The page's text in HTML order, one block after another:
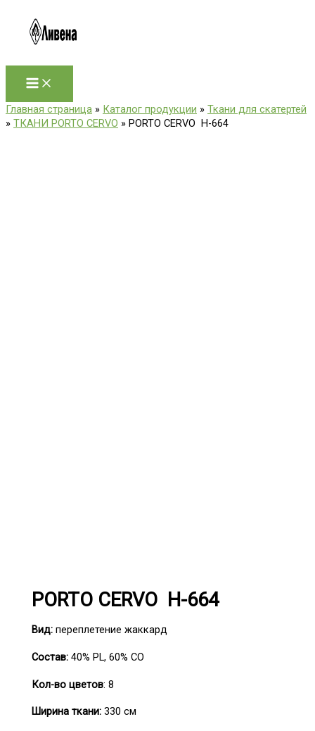
содержимому
Главная страница » Каталог продукции » Ткани для скатертей
» ТКАНИ PORTO CERVO » PORTO CERVO H-664
PORTO CERVO H-664
Вид: переплетение жаккард
Состав: 40% PL, 60% CO
Кол-во цветов: 8
Ширина ткани: 330 см